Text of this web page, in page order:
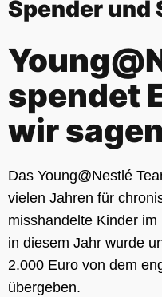
Spender und
spendet
wir
Das Young@Nestlé
vielen Jahren für
misshandelte Kinder
in diesem Jahr wurde
2.000 Euro von dem
übergeben.